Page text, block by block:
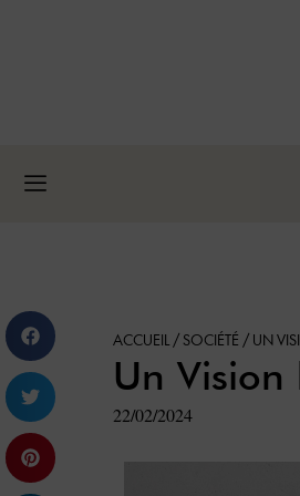
ACCUEIL / SOCIÉTÉ / UN
Un Vision
22/02/2024